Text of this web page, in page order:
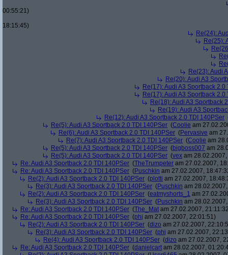
00:55:21)
18:15:45)
Re(24):
Re(25):
Re(23): Audi
Re(20): Audi A3
Re(17): Audi A3 Sportback 2.0
Re(17): Audi A3 Sportback 2.0
Re(18): Audi A3 Sportback
Re(19): Audi A3
Re(12): Audi A3 Sportback 2.0 TDI 140PSer
Re(5): Audi A3 Sportback 2.0 TDI 140PSer (Coolie am
Re(6): Audi A3 Sportback 2.0 TDI 140PSer (Pervasive am
Re(7): Audi A3 Sportback 2.0 TDI 140PSer (Coolie am
Re(5): Audi A3 Sportback 2.0 TDI 140PSer (bigboss007 am
Re(5): Audi A3 Sportback 2.0 TDI 140PSer (vex am
Re: Audi A3 Sportback 2.0 TDI 140PSer (TheTrumpeter am 27.02.2007,
Re: Audi A3 Sportback 2.0 TDI 140PSer (Puschkin am 27.02.2007,
Re(2): Audi A3 Sportback 2.0 TDI 140PSer (plotti am 27.02.2007,
Re(3): Audi A3 Sportback 2.0 TDI 140PSer (Puschkin am
Re(2): Audi A3 Sportback 2.0 TDI 140PSer (eatmyshorts_1 am
Re(3): Audi A3 Sportback 2.0 TDI 140PSer (Puschkin am
Re: Audi A3 Sportback 2.0 TDI 140PSer (The_Mat am 27.02.2007,
Re: Audi A3 Sportback 2.0 TDI 140PSer (phj am 27.02.2007, 22:01:51)
Re(2): Audi A3 Sportback 2.0 TDI 140PSer (dizo am 27.02.2007,
Re(3): Audi A3 Sportback 2.0 TDI 140PSer (phj am 27.02.2007,
Re(4): Audi A3 Sportback 2.0 TDI 140PSer (dizo am 27.02.2007,
Re: Audi A3 Sportback 2.0 TDI 140PSer (danielcart am 28.02.2007,